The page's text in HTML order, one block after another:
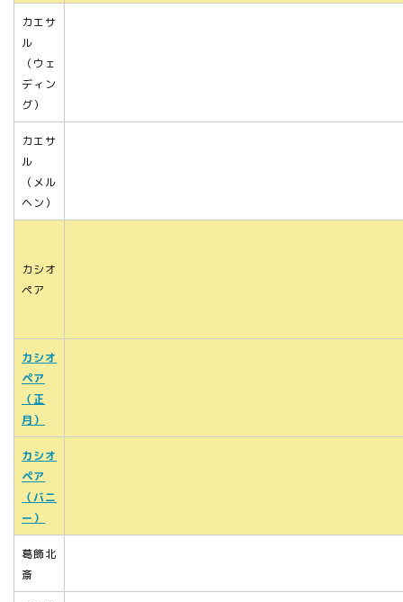
カエサ
ル
（ウェ
ディン
グ）
カエサ
ル
（メル
ヘン）
カシオ
ペア
カシオ
ペア
（正
月）
カシオ
ペア
（バニ
ー）
葛飾北
斎